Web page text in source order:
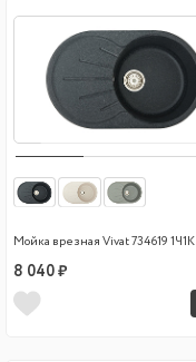
Мойка врезная Vivat 734619 1Ч1К
8 040 ₽